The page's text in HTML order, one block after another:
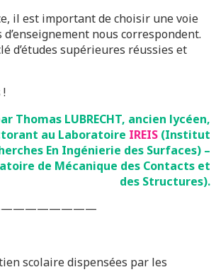
il est important de choisir une voie
nous correspondent.
d’études supérieures réussies et
Thomas LUBRECHT, ancien lycéen,
au Laboratoire IREIS (Institut
En Ingénierie des Surfaces) –
de Mécanique des Contacts et
des Structures).
scolaire dispensées par les